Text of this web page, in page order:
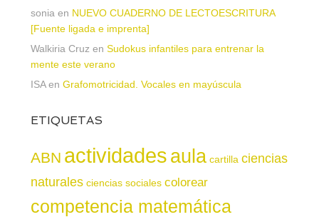
sonia en NUEVO CUADERNO DE LECTOESCRITURA
[Fuente ligada e imprenta]
Walkiria Cruz en Sudokus infantiles para entrenar la
mente este verano
ISAen Grafomotricidad. Vocales en mayúscula
ETIQUETAS
ABN actividadesaula cartilla ciencias
naturales ciencias sociales colorear
competencia matemática